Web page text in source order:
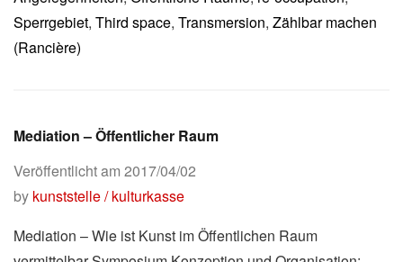
Sperrgebiet, Third space, Transmersion, Zählbar machen
(Rancière)
Mediation – Öffentlicher Raum
Veröffentlicht am 2017/04/02
by kunststelle / kulturkasse
Mediation – Wie ist Kunst im Öffentlichen Raum